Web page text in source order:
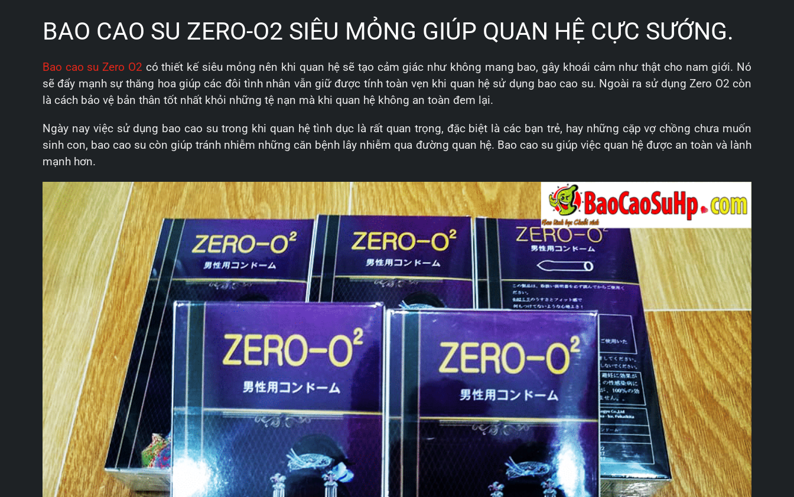
BAO CAO SU ZERO-O2 SIÊU MỎNG GIÚP QUAN HỆ CỰC SƯỚNG.
Bao cao su Zero O2 có thiết kế siêu mỏng nên khi quan hệ sẽ tạo cảm giác như không mang bao, gây khoái cảm như thật cho nam giới. Nó
sẽ đẩy mạnh sự thăng hoa giúp các đôi tình nhân vẫn giữ được tính toàn vẹn khi quan hệ sử dụng bao cao su. Ngoài ra sử dụng Zero O2 còn
là cách bảo vệ bản thân tốt nhất khỏi những tệ nạn mà khi quan hệ không an toàn đem lại.
Ngày nay việc sử dụng bao cao su trong khi quan hệ tình dục là rất quan trọng, đặc biệt là các bạn trẻ, hay những cặp vợ chồng chưa muốn
sinh con, bao cao su còn giúp tránh nhiễm những căn bệnh lây nhiễm qua đường quan hệ. Bao cao su giúp việc quan hệ được an toàn và lành
mạnh hơn.